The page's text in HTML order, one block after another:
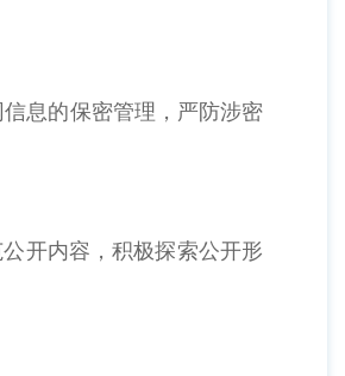
息的保密管理，严防涉密
开内容，积极探索公开形